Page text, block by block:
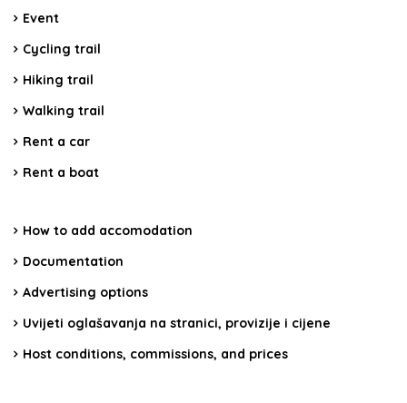
Event
Cycling trail
Hiking trail
Walking trail
Rent a car
Rent a boat
How to add accomodation
Documentation
Advertising options
Uvijeti oglašavanja na stranici, provizije i cijene
Host conditions, commissions, and prices